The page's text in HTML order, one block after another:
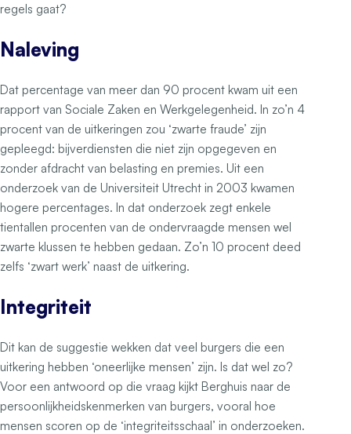
regels gaat?
Naleving
Dat percentage van meer dan 90 procent kwam uit een
rapport van Sociale Zaken en Werkgelegenheid. In zo’n 4
procent van de uitkeringen zou ‘zwarte fraude’ zijn
gepleegd: bijverdiensten die niet zijn opgegeven en
zonder afdracht van belasting en premies. Uit een
onderzoek van de Universiteit Utrecht in 2003 kwamen
hogere percentages. In dat onderzoek zegt enkele
tientallen procenten van de ondervraagde mensen wel
zwarte klussen te hebben gedaan. Zo’n 10 procent deed
zelfs ‘zwart werk’ naast de uitkering.
Integriteit
Dit kan de suggestie wekken dat veel burgers die een
uitkering hebben ‘oneerlijke mensen’ zijn. Is dat wel zo?
Voor een antwoord op die vraag kijkt Berghuis naar de
persoonlijkheidskenmerken van burgers, vooral hoe
mensen scoren op de ‘integriteitsschaal’ in onderzoeken.